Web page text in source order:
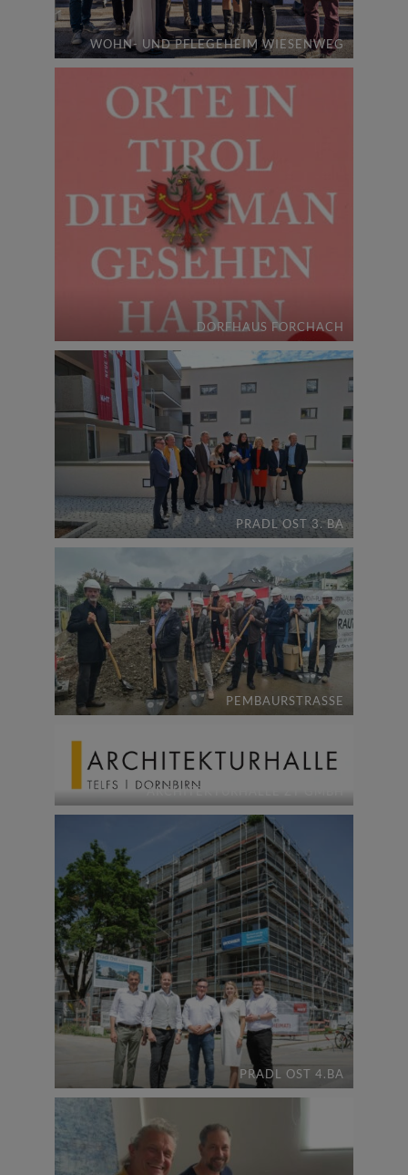
WOHN- UND PFLEGEHEIM WIESENWEG
DORFHAUS FORCHACH
PRADL OST 3. BA
PEMBAURSTRASSE
ARCHITEKTURHALLE ZT GMBH
PRADL OST 4.BA